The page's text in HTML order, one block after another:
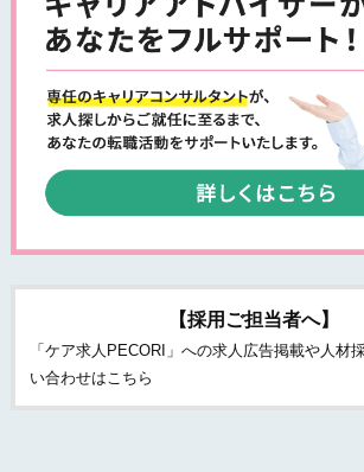
【採用ご担当者へ】
「ケア求人PECORI」への求人広告掲載や人材
い合わせはこちら